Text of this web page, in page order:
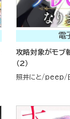
電
攻略対象がモブ
（2）
照井にと peep